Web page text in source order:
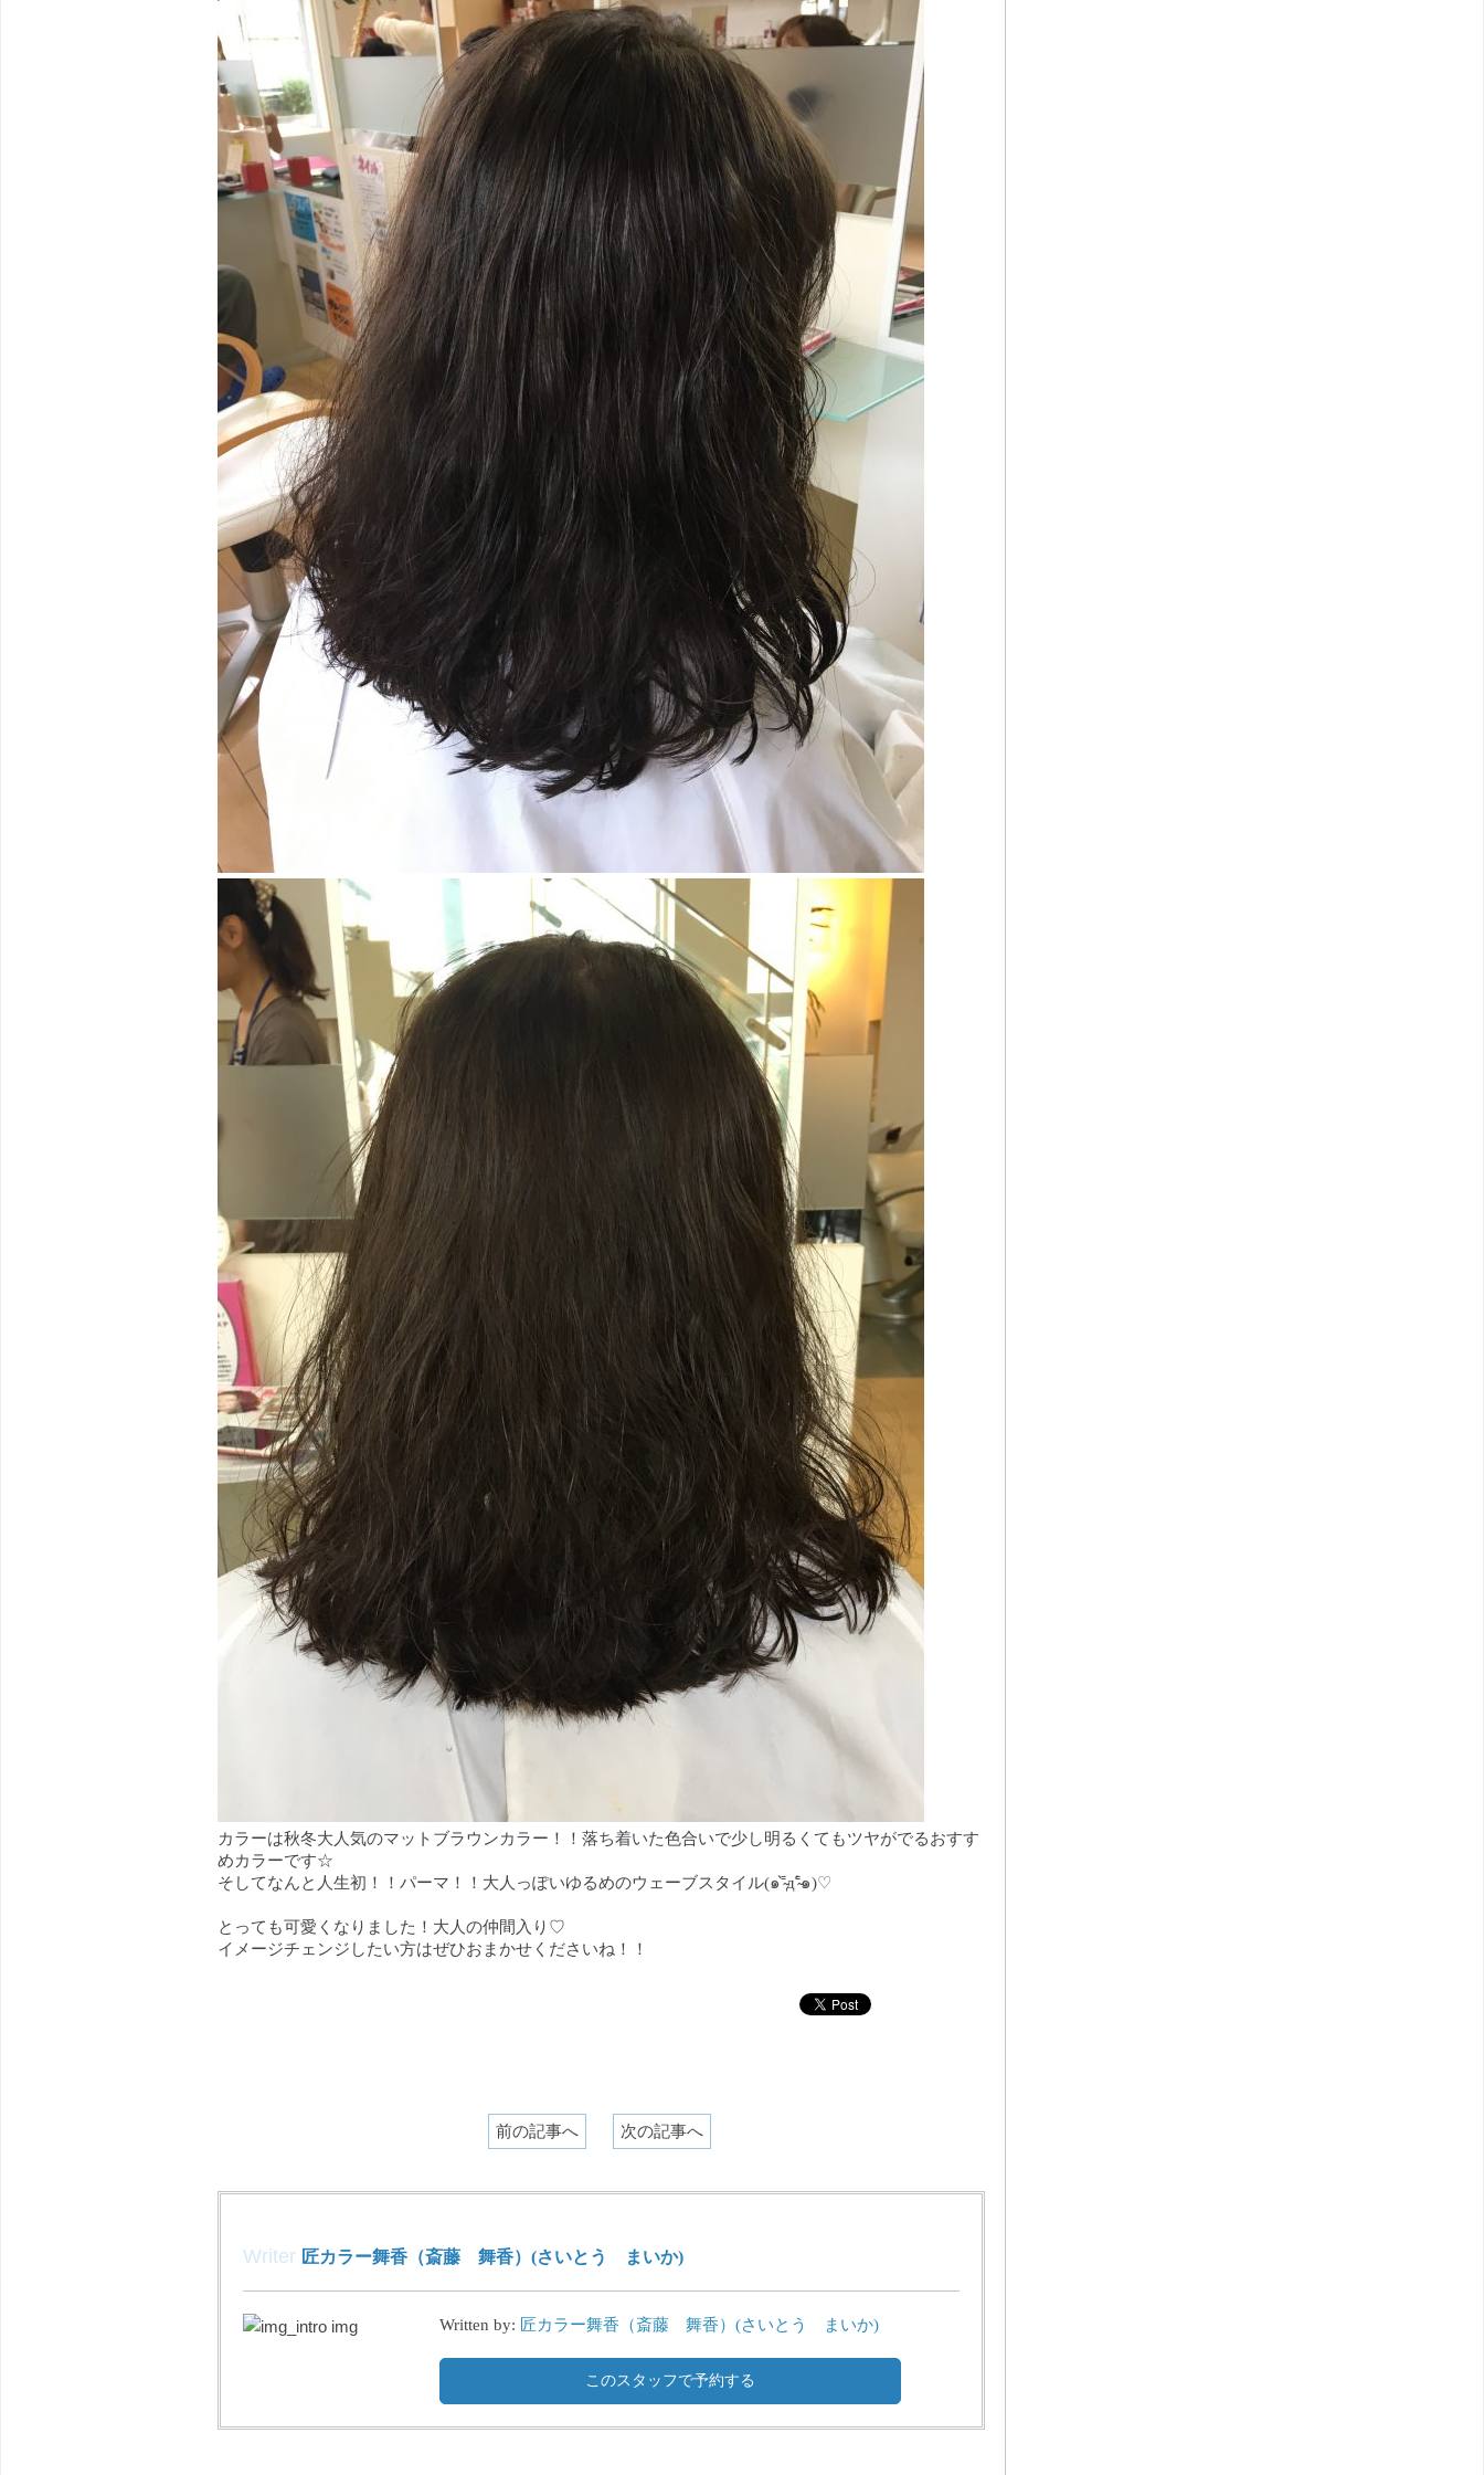
カラーは秋冬大人気のマットブラウンカラー！！落ち着いた色合いで少し明るくてもツヤがでるおすす
めカラーです☆
そしてなんと人生初！！パーマ！！大人っぽいゆるめのウェーブスタイル(๑⁼̴̀д⁼̴́๑)♡
とっても可愛くなりました！大人の仲間入り♡
イメージチェンジしたい方はぜひおまかせくださいね！！
前の記事へ 次の記事へ
Writer 匠カラー舞香（斎藤 舞香）(さいとう まいか)
Written by: 匠カラー舞香（斎藤 舞香）(さいとう まいか)
このスタッフで予約する